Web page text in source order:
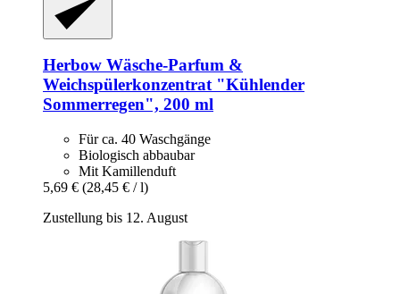
Herbow Wäsche-​Parfum &
Weichspülerkonzentrat "Kühlender
Sommerregen", 200 ml
Für ca. 40 Waschgänge
Biologisch abbaubar
Mit Kamillenduft
5,69 € (28,45 € / l)
Zustellung bis 12. August